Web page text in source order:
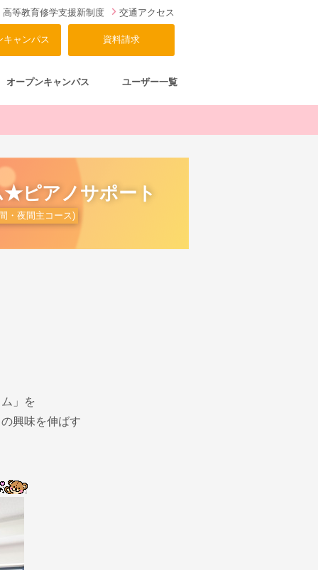
高等教育修学支援新制度 交通アクセス
キャンパス 資料請求
オープンキャンパス ユーザー一覧
ピアノサポート
・夜間主コース)
」を
興味を伸ばす